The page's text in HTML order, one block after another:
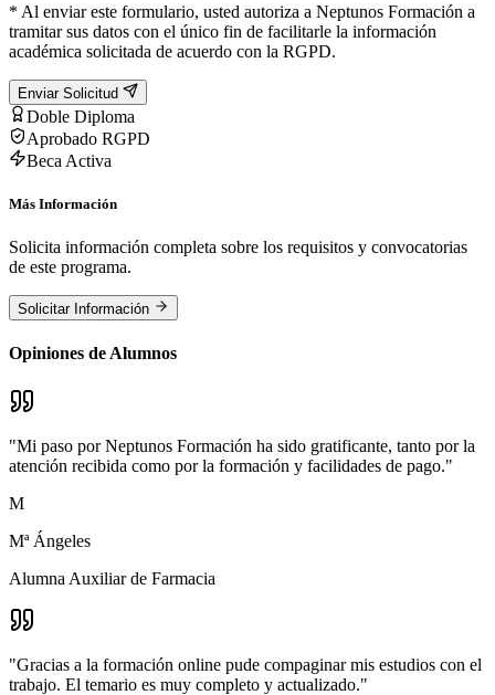
* Al enviar este formulario, usted autoriza a Neptunos Formación a
tramitar sus datos con el único fin de facilitarle la información
académica solicitada de acuerdo con la RGPD.
Enviar Solicitud
Doble Diploma
Aprobado RGPD
Beca Activa
Más Información
Solicita información completa sobre los requisitos y convocatorias
de este programa.
Solicitar Información
Opiniones de Alumnos
"Mi paso por Neptunos Formación ha sido gratificante, tanto por la
atención recibida como por la formación y facilidades de pago."
M
Mª Ángeles
Alumna Auxiliar de Farmacia
"Gracias a la formación online pude compaginar mis estudios con el
trabajo. El temario es muy completo y actualizado."